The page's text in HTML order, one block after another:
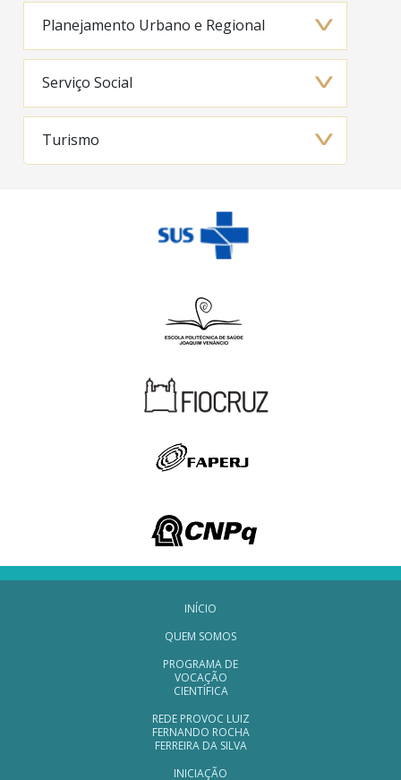
Planejamento Urbano e Regional
Serviço Social
Turismo
Navegação Rodapé
INÍCIO
QUEM SOMOS
PROGRAMA DE
VOCAÇÃO
CIENTÍFICA
REDE PROVOC LUIZ
FERNANDO ROCHA
FERREIRA DA SILVA
INICIAÇÃO